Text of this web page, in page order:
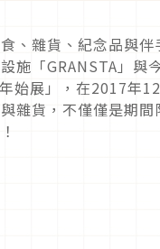
、雜貨、紀念品與
施「GRANSTA」與
始展」，在2017年
雜貨，不僅僅是期